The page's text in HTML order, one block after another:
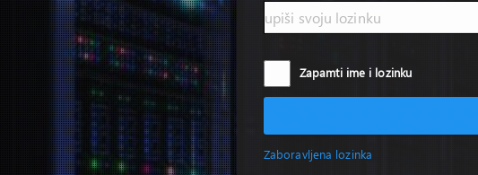
Zapamti ime i lozinku
Zaboravljena lozinka